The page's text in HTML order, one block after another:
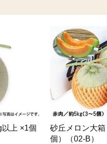
上 ×1個
砂丘メロン大
個）（02-B）